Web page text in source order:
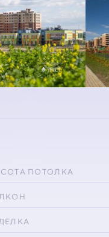
ПОТОЛКА